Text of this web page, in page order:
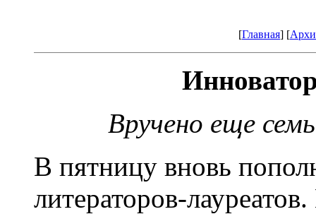
[Главная] [
Вручено еще
В пятницу вновь
литераторов-